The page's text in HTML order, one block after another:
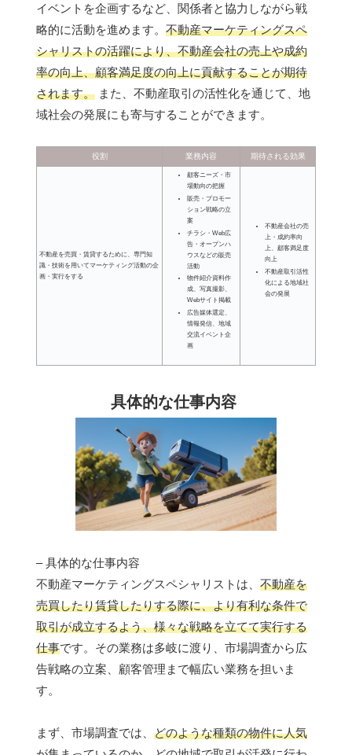
イベントを企画するなど、関係者と協力しながら戦
略的に活動を進めます。 不動産マーケティングスペ
シャリストの活躍により、不動産会社の売上や成約
率の向上、顧客満足度の向上に貢献することが期待
されます。 また、不動産取引の活性化を通じて、地
域社会の発展にも寄与することができます。
役割 業務内容 期待される効果
不動産を売買・賃貸するために、専門知
識・技術を用いてマーケティング活動の企
画・実行をする
顧客ニーズ・市
場動向の把握
販売・プロモー
ション戦略の立
案
チラシ・Web広
告・オープンハ
ウスなどの販売
活動
物件紹介資料作
成、写真撮影、
Webサイト掲載
広告媒体選定、
情報発信、地域
交流イベント企
画
不動産会社の売
上・成約率向
上、顧客満足度
向上
不動産取引活性
化による地域社
会の発展
具体的な仕事内容
– 具体的な仕事内容
不動産マーケティングスペシャリストは、 不動産を
売買したり賃貸したりする際に、より有利な条件で
取引が成立するよう、様々な戦略を立てて実行する
仕事です。その業務は多岐に渡り、市場調査から広
告戦略の立案、顧客管理まで幅広い業務を担いま
す。
まず、市場調査では、 どのような種類の物件に人気